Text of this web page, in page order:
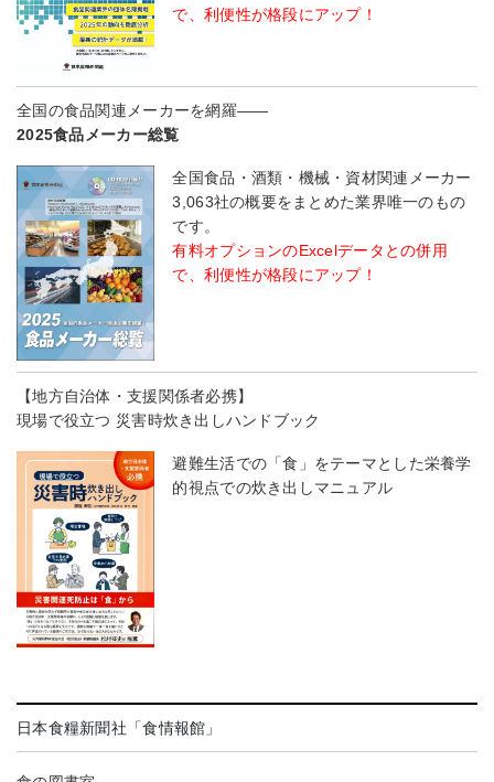
で、利便性が格段にアップ！
全国の食品関連メーカーを網羅――
2025食品メーカー総覧
全国食品・酒類・機械・資材関連メーカー
3,063社の概要をまとめた業界唯一のもの
です。
有料オプションのExcelデータとの併用
で、利便性が格段にアップ！
【地方自治体・支援関係者必携】
現場で役立つ 災害時炊き出しハンドブック
避難生活での「食」をテーマとした栄養学
的視点での炊き出しマニュアル
日本食糧新聞社「食情報館」